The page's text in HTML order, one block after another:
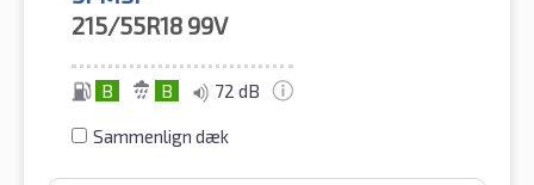
215/55R18 99V
B B 72 dB
Sammenlign dæk